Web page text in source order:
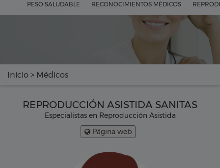
PESO SALUDABLE RECONOCIMIENTOS MÉDICOS
Inicio > Médicos
REPRODUCCIÓN ASISTIDA SANITAS
Especialistas en Reproducción Asistida
Página web